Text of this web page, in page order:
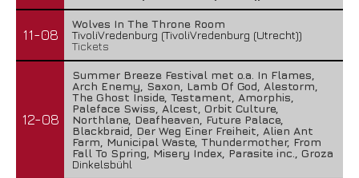
11-08
Wolves In The Throne Room
TivoliVredenburg (TivoliVredenburg (Utrecht))
Tickets
12-08
Summer Breeze Festival met o.a. In Flames,
Arch Enemy, Saxon, Lamb Of God, Alestorm,
The Ghost Inside, Testament, Amorphis,
Paleface Swiss, Alcest, Orbit Culture,
Northlane, Deafheaven, Future Palace,
Blackbraid, Der Weg Einer Freiheit, Alien Ant
Farm, Municipal Waste, Thundermother, From
Fall To Spring, Misery Index, Parasite inc., Groza
Dinkelsbühl